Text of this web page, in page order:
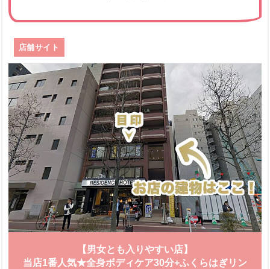
店舗サイト
【男女とも入りやすい店】
当店1番人気★全身ボディケア30分+ふくらはぎリン